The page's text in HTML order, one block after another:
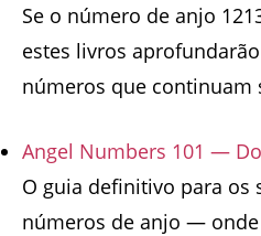
Se o número de anjo
estes livros
números que continuam
Angel Numbers 101 —
O guia definitivo para os
números de anjo —